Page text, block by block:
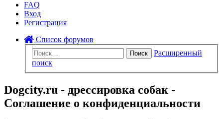
FAQ
Вход
Регистрация
Список форумов
Поиск
Расширенный
поиск
Dogcity.ru - дрессировка собак -
Соглашение о конфиденциальности